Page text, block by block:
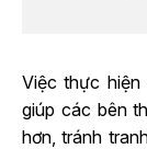
Việc thực
giúp các bên
hơn, tránh